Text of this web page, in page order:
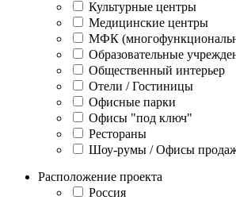
Культурные центры
Медицинские центры
МФК
Образовательные
Общественный интерьер
Отели / Гостиницы
Офисные парки
Офисы "под ключ"
Рестораны
Шоу-румы / Офисы
Расположение проекта
Россия